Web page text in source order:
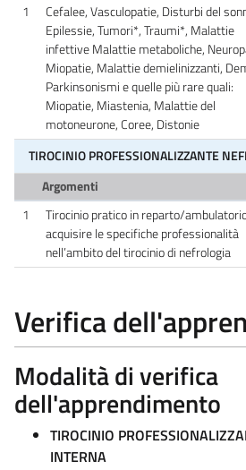
1
Cefalee, Vasculopatie, Disturbi del
Epilessie, Tumori*, Traumi*, Malattie
infettive Malattie metaboliche,
Miopatie, Malattie demielinizzanti,
Parkinsonismi e quelle più rare quali:
Miopatie, Miastenia, Malattie del
motoneurone, Coree, Distonie
TIROCINIO PROFESSIONALIZZANTE
Argomenti
1
Tirocinio pratico in reparto/
acquisire le specifiche professionalità
nell’ambito del tirocinio di nefrologia
Verifica
Modalità di verifica
dell'apprendimento
TIROCINIO
INTERNA